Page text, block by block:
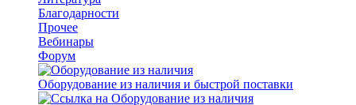
Благодарности
Прочее
Вебинары
Форум
Оборудование из наличия и быстрой поставки